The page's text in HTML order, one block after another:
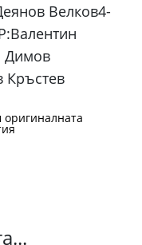
Велков4-
Димов
Кръстев